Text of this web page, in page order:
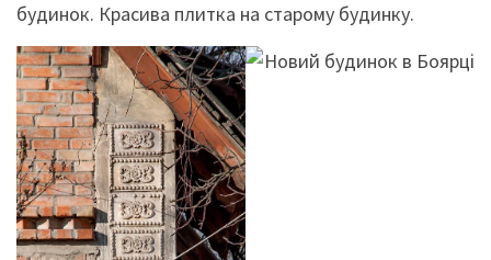
будинок. Красива плитка на старому будинку.